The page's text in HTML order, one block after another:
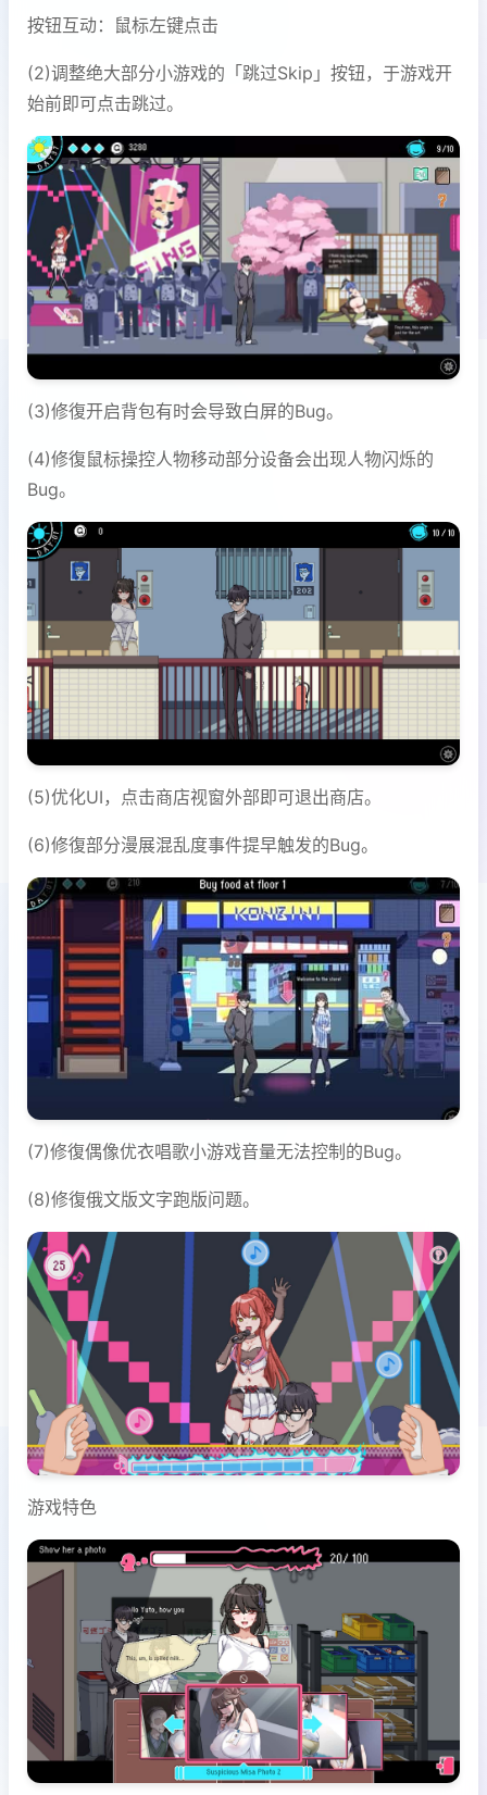
按钮互动：鼠标左键点击
(2)调整绝大部分小游戏的「跳过Skip」按钮，于游戏开
始前即可点击跳过。
(3)修復开启背包有时会导致白屏的Bug。
(4)修復鼠标操控人物移动部分设备会出现人物闪烁的
Bug。
(5)优化UI，点击商店视窗外部即可退出商店。
(6)修復部分漫展混乱度事件提早触发的Bug。
(7)修復偶像优衣唱歌小游戏音量无法控制的Bug。
(8)修復俄文版文字跑版问题。
游戏特色